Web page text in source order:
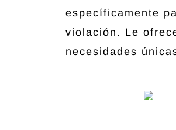
específicamente
violación. Le
necesidades